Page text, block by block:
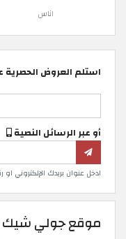
اناس
استلم العروض الحصرية
أو عبر الرسائل النصية
ادخل عنوان بريدك الإلكتروني
موقع جولي شيك